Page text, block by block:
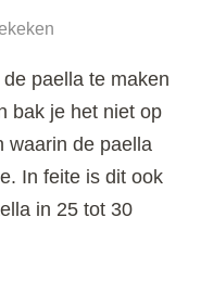
paella te maken
bak je het niet op
waarin de paella
In feite is dit ook
in 25 tot 30